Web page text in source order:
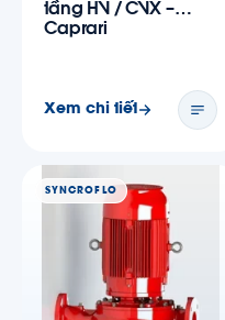
tầng HV / CVX –
Caprari
Xem chi tiết
SYNCROFLO